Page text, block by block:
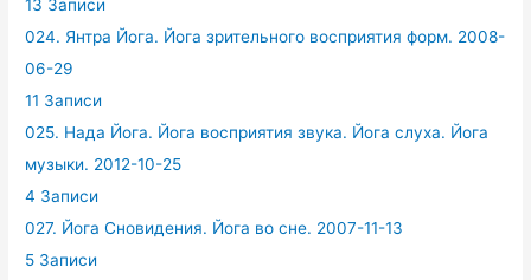
13 Записи
024. Янтра Йога. Йога зрительного восприятия форм. 2008-
06-29
11 Записи
025. Нада Йога. Йога восприятия звука. Йога слуха. Йога
музыки. 2012-10-25
4 Записи
027. Йога Сновидения. Йога во сне. 2007-11-13
5 Записи